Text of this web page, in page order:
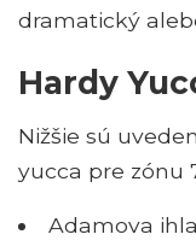
dramatický
Hardy
Nižšie sú
yucca pre zónu
Adamova